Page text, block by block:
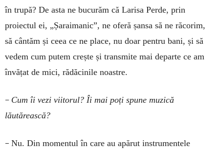
în trupă? De asta ne bucurăm că Larisa Perde, prin
proiectul ei, „Șaraimanic”, ne oferă șansa să ne răcorim,
să cântăm și ceea ce ne place, nu doar pentru bani, și să
vedem cum putem crește și transmite mai departe ce am
învățat de mici, rădăcinile noastre.
– Cum îi vezi viitorul? Îi mai poți spune muzică
lăutărească?
– Nu. Din momentul în care au apărut instrumentele